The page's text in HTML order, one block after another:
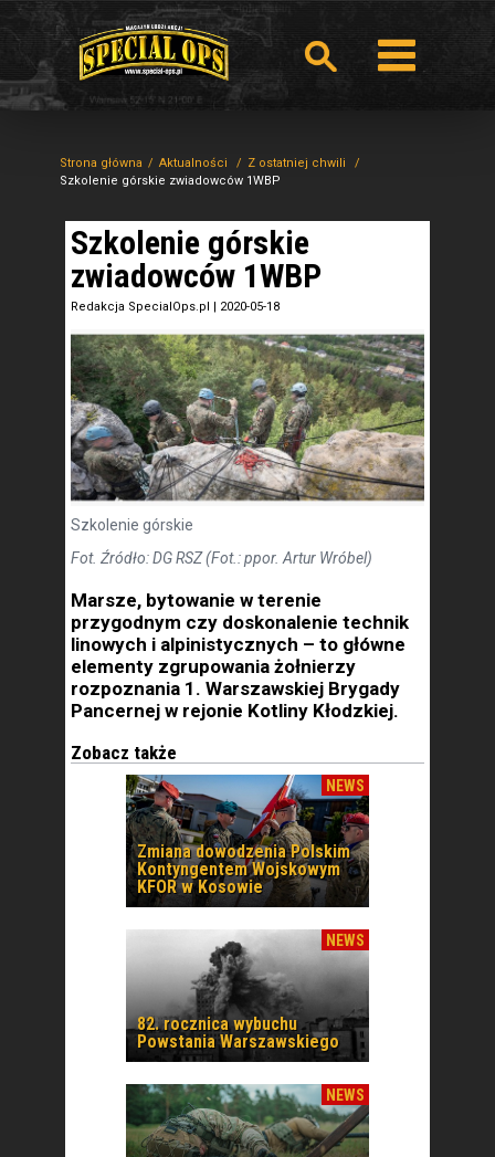
Strona główna Aktualności
Z ostatniej chwili
Szkolenie górskie zwiadowców 1WBP
Szkolenie górskie
zwiadowców 1WBP
Redakcja SpecialOps.pl | 2020-05-18
Szkolenie górskie
Fot. Źródło: DG RSZ (Fot.: ppor. Artur Wróbel)
Marsze, bytowanie w terenie
przygodnym czy doskonalenie technik
linowych i alpinistycznych – to główne
elementy zgrupowania żołnierzy
rozpoznania 1. Warszawskiej Brygady
Pancernej w rejonie Kotliny Kłodzkiej.
Zobacz także
NEWS
Zmiana dowodzenia Polskim
Kontyngentem Wojskowym
KFOR w Kosowie
NEWS
82. rocznica wybuchu
Powstania Warszawskiego
NEWS